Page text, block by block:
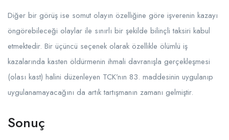
Diğer bir görüş ise somut olayın özelliğine göre işverenin kazayı
öngörebileceği olaylar ile sınırlı bir şekilde bilinçli taksiri kabul
etmektedir. Bir üçüncü seçenek olarak özellikle ölümlü iş
kazalarında kasten öldürmenin ihmali davranışla gerçekleşmesi
(olası kast) halini düzenleyen TCK’nın 83. maddesinin uygulanıp
uygulanamayacağını da artık tartışmanın zamanı gelmiştir.
Sonuç